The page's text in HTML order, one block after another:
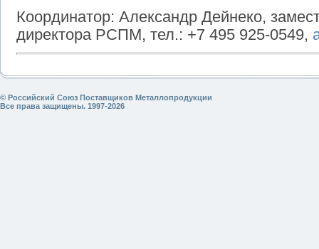
Координатор: Александр Дейнеко,
директора РСПМ, тел.: +7 495 925-0549,
© Российский Союз Поставщиков Металлопродукции
Все права защищены. 1997-2026